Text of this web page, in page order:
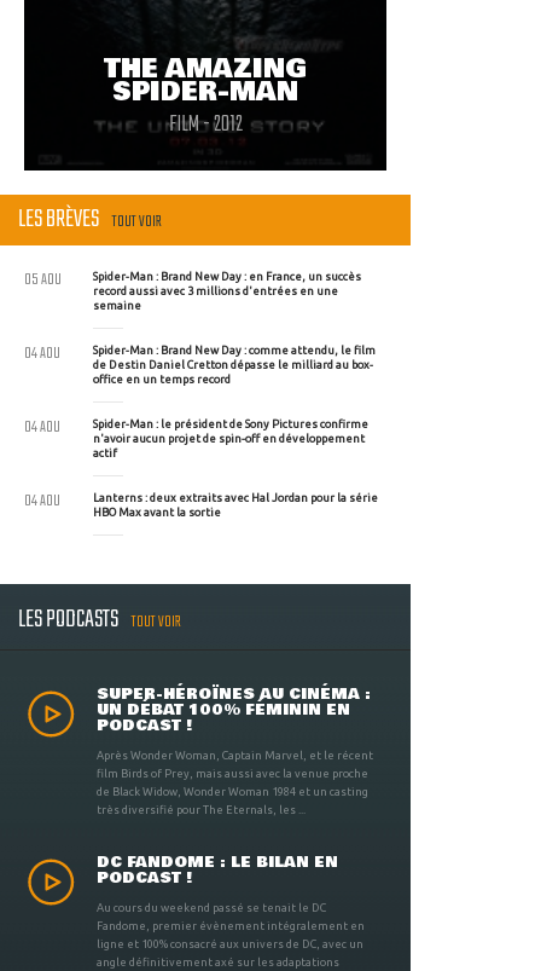
THE AMAZING
SPIDER-MAN
FILM - 2012
LES BRÈVES TOUT VOIR
Spider-Man : Brand New Day : en France, un succès
record aussi avec 3 millions d'entrées en une
semaine
05 AOU
Spider-Man : Brand New Day : comme attendu, le film
de Destin Daniel Cretton dépasse le milliard au box-
office en un temps record
04 AOU
Spider-Man : le président de Sony Pictures confirme
n'avoir aucun projet de spin-off en développement
actif
04 AOU
Lanterns : deux extraits avec Hal Jordan pour la série
HBO Max avant la sortie
04 AOU
LES PODCASTS TOUT VOIR
SUPER-HÉROÏNES AU CINÉMA :
UN DÉBAT 100% FÉMININ EN
PODCAST !
Après Wonder Woman, Captain Marvel, et le récent
film Birds of Prey, mais aussi avec la venue proche
de Black Widow, Wonder Woman 1984 et un casting
très diversifié pour The Eternals, les ...
DC FANDOME : LE BILAN EN
PODCAST !
Au cours du weekend passé se tenait le DC
Fandome, premier évènement intégralement en
ligne et 100% consacré aux univers de DC, avec un
angle définitivement axé sur les adaptations